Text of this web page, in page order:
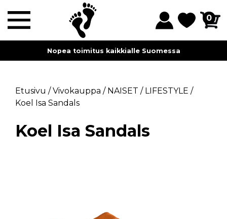
0
Nopea toimitus kaikkialle Suomessa
Etusivu /Vivokauppa / NAISET / LIFESTYLE /
Koel Isa Sandals
Koel Isa Sandals